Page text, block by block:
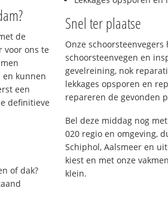
de
voor ons te
en kunnen
een
definitieve
of dak?
Snel ter plaatse
Onze
schoorsteenvegen en
gevelreining, nok
lekkages opsporen en
repareren de gevonden
Bel deze middag nog met
020 regio en omgeving,
Schiphol, Aalsmeer en
kiest en met onze
klein.